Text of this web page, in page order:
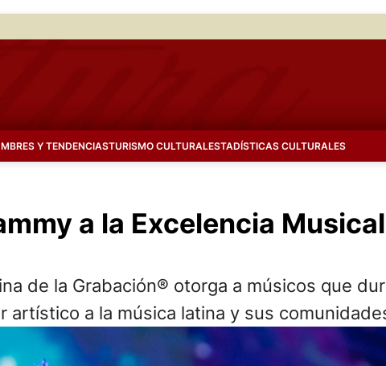
Y TENDENCIASTURISMO CULTURALESTADÍSTICAS CULTURALES
a la Excelencia
de la Grabación® otorga a músicos que
a la música latina y sus